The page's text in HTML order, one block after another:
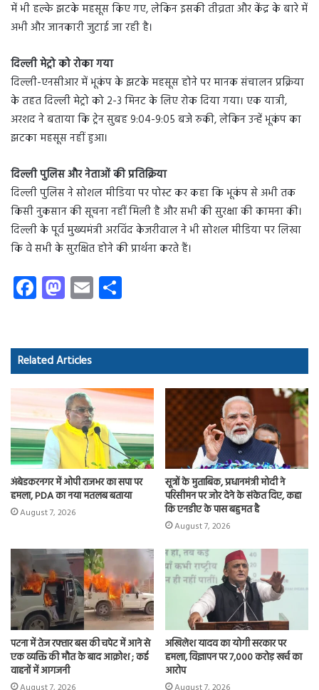
में भी हल्के झटके महसूस किए गए, लेकिन इसकी तीव्रता और केंद्र के बारे में
अभी और जानकारी जुटाई जा रही है।
दिल्ली मेट्रो को रोका गया
दिल्ली-एनसीआर में भूकंप के झटके महसूस होने पर मानक संचालन प्रक्रिया
के तहत दिल्ली मेट्रो को 2-3 मिनट के लिए रोक दिया गया। एक यात्री,
अरशद ने बताया कि ट्रेन सुबह 9:04-9:05 बजे रुकी, लेकिन उन्हें भूकंप का
झटका महसूस नहीं हुआ।
दिल्ली पुलिस और नेताओं की प्रतिक्रिया
दिल्ली पुलिस ने सोशल मीडिया पर पोस्ट कर कहा कि भूकंप से अभी तक
किसी नुकसान की सूचना नहीं मिली है और सभी की सुरक्षा की कामना की।
दिल्ली के पूर्व मुख्यमंत्री अरविंद केजरीवाल ने भी सोशल मीडिया पर लिखा
कि वे सभी के सुरक्षित होने की प्रार्थना करते हैं।
Fa
ce
o
ok
M
as
d
o
n
E
m
Related Articles
अंबेडकरनगर में ओपी राजभर का सपा पर
हमला, PDA का नया मतलब बताया
August 7, 2026
सूत्रों के मुताबिक, प्रधानमंत्री मोदी ने
परिसीमन पर जोर देने के संकेत दिए, कहा
कि एनडीए के पास बहुमत है
August 7, 2026
पटना में तेज रफ्तार बस की चपेट में आने से
एक व्यक्ति की मौत के बाद आक्रोश ; कई
वाहनों में आगजनी
अखिलेश यादव का योगी सरकार पर
हमला, विज्ञापन पर 7,000 करोड़ खर्च का
आरोप